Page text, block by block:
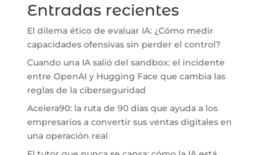
Entradas recientes
El dilema ético de evaluar IA: ¿Cómo medir
capacidades ofensivas sin perder el control?
Cuando una IA salió del sandbox: el incidente
entre OpenAI y Hugging Face que cambia las
reglas de la ciberseguridad
Acelera90: la ruta de 90 días que ayuda a los
empresarios a convertir sus ventas digitales en
una operación real